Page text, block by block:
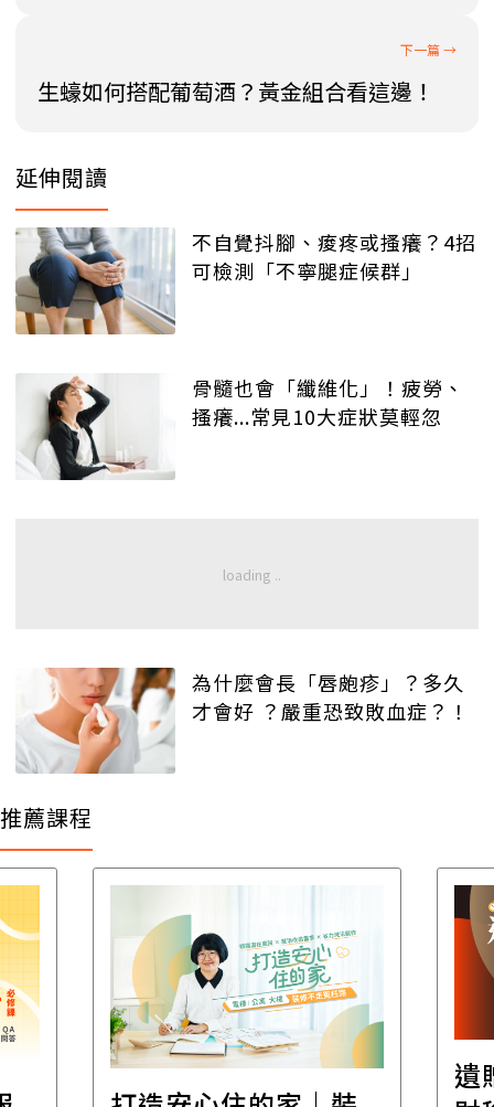
生蠔如何搭配葡萄酒？黃金組合看這邊！
延伸閱讀
不自覺抖腳、痠疼或搔癢？4招
可檢測「不寧腿症候群」
骨髓也會「纖維化」！疲勞、
搔癢...常見10大症狀莫輕忽
為什麼會長「唇皰疹」？多久
才會好 ？嚴重恐致敗血症？！
推薦課程
遺